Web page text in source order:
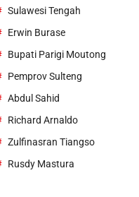
Sulawesi Tengah
Erwin Burase
Bupati Parigi Moutong
Pemprov Sulteng
Abdul Sahid
Richard Arnaldo
Zulfinasran Tiangso
Rusdy Mastura